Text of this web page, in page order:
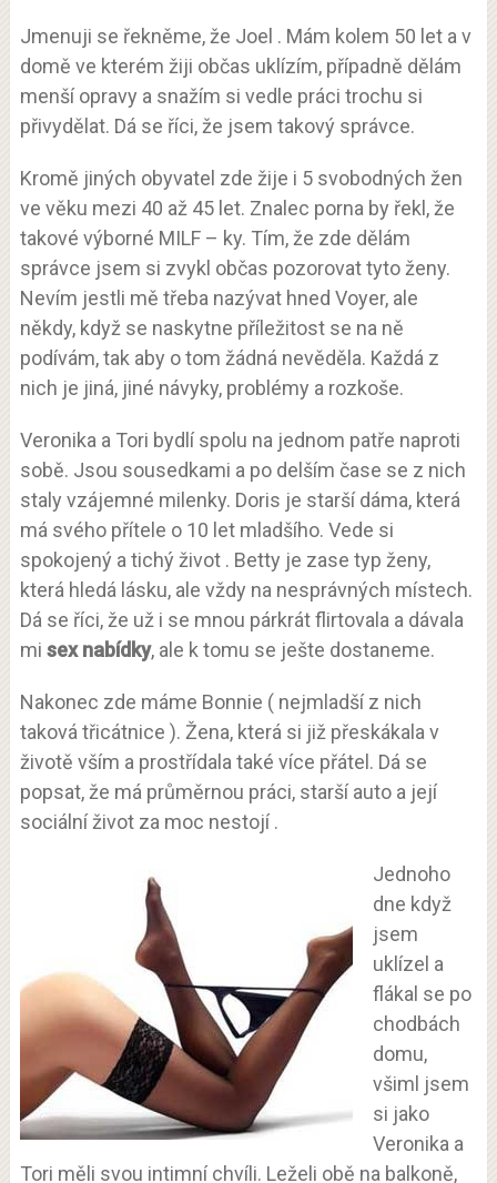
Jmenuji se řekněme, že Joel . Mám kolem 50 let a v
domě ve kterém žiji občas uklízím, případně dělám
menší opravy a snažím si vedle práci trochu si
přivydělat. Dá se říci, že jsem takový správce.
Kromě jiných obyvatel zde žije i 5 svobodných žen
ve věku mezi 40 až 45 let. Znalec porna by řekl, že
takové výborné MILF – ky. Tím, že zde dělám
správce jsem si zvykl občas pozorovat tyto ženy.
Nevím jestli mě třeba nazývat hned Voyer, ale
někdy, když se naskytne příležitost se na ně
podívám, tak aby o tom žádná nevěděla. Každá z
nich je jiná, jiné návyky, problémy a rozkoše.
Veronika a Tori bydlí spolu na jednom patře naproti
sobě. Jsou sousedkami a po delším čase se z nich
staly vzájemné milenky. Doris je starší dáma, která
má svého přítele o 10 let mladšího. Vede si
spokojený a tichý život . Betty je zase typ ženy,
která hledá lásku, ale vždy na nesprávných místech.
Dá se říci, že už i se mnou párkrát flirtovala a dávala
mi sex nabídky, ale k tomu se ješte dostaneme.
Nakonec zde máme Bonnie ( nejmladší z nich
taková třicátnice ). Žena, která si již přeskákala v
životě vším a prostřídala také více přátel. Dá se
popsat, že má průměrnou práci, starší auto a její
sociální život za moc nestojí .
Jednoho
dne když
jsem
uklízel a
flákal se po
chodbách
domu,
všiml jsem
si jako
Veronika a
Tori měli svou intimní chvíli. Leželi obě na balkoně,